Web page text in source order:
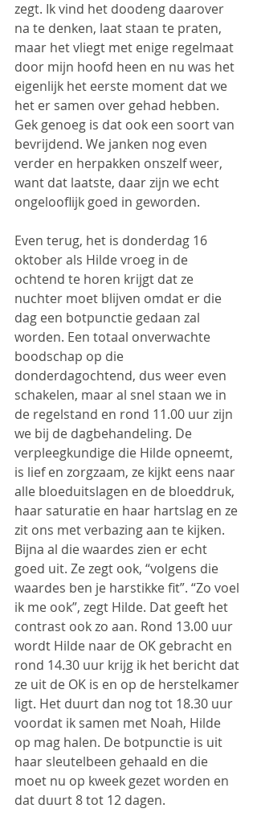
zegt. Ik vind het doodeng daarover
na te denken, laat staan te praten,
maar het vliegt met enige regelmaat
door mijn hoofd heen en nu was het
eigenlijk het eerste moment dat we
het er samen over gehad hebben.
Gek genoeg is dat ook een soort van
bevrijdend. We janken nog even
verder en herpakken onszelf weer,
want dat laatste, daar zijn we echt
ongelooflijk goed in geworden.
Even terug, het is donderdag 16
oktober als Hilde vroeg in de
ochtend te horen krijgt dat ze
nuchter moet blijven omdat er die
dag een botpunctie gedaan zal
worden. Een totaal onverwachte
boodschap op die
donderdagochtend, dus weer even
schakelen, maar al snel staan we in
de regelstand en rond 11.00 uur zijn
we bij de dagbehandeling. De
verpleegkundige die Hilde opneemt,
is lief en zorgzaam, ze kijkt eens naar
alle bloeduitslagen en de bloeddruk,
haar saturatie en haar hartslag en ze
zit ons met verbazing aan te kijken.
Bijna al die waardes zien er echt
goed uit. Ze zegt ook, “volgens die
waardes ben je harstikke fit”. “Zo voel
ik me ook”, zegt Hilde. Dat geeft het
contrast ook zo aan. Rond 13.00 uur
wordt Hilde naar de OK gebracht en
rond 14.30 uur krijg ik het bericht dat
ze uit de OK is en op de herstelkamer
ligt. Het duurt dan nog tot 18.30 uur
voordat ik samen met Noah, Hilde
op mag halen. De botpunctie is uit
haar sleutelbeen gehaald en die
moet nu op kweek gezet worden en
dat duurt 8 tot 12 dagen.